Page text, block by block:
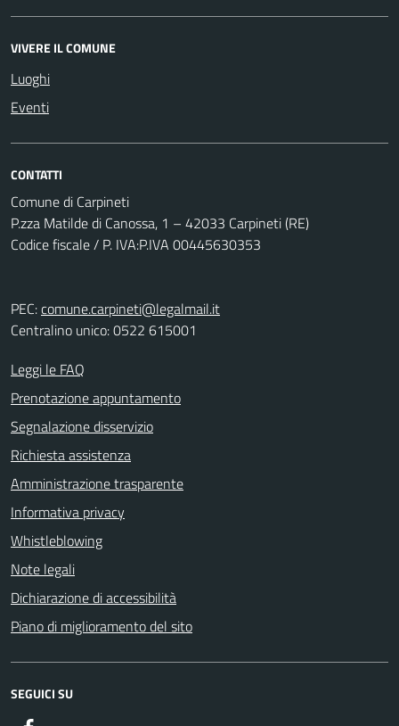
VIVERE IL COMUNE
Luoghi
Eventi
CONTATTI
Comune di Carpineti
P.zza Matilde di Canossa, 1 – 42033 Carpineti (RE)
Codice fiscale / P. IVA:P.IVA 00445630353
PEC:comune.carpineti@legalmail.it
Centralino unico: 0522 615001
Leggi le FAQ
Prenotazione appuntamento
Segnalazione disservizio
Richiesta assistenza
Amministrazione trasparente
Informativa privacy
Whistleblowing
Note legali
Dichiarazione di accessibilità
Piano di miglioramento del sito
SEGUICI SU